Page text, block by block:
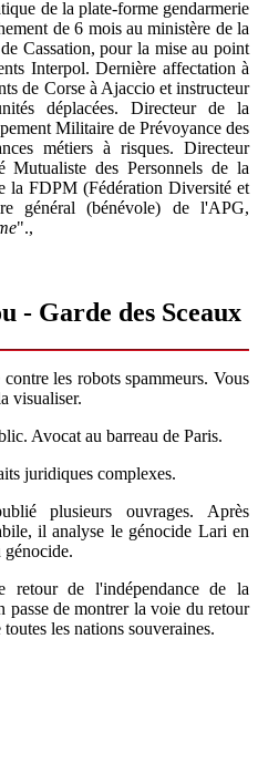
de la plate-forme gendarmerie
de 6 mois au ministère de la
Cassation, pour la mise au point
Interpol. Dernière affectation à
de Corse à Ajaccio et instructeur
déplacées. Directeur de la
Militaire de Prévoyance des
métiers à risques. Directeur
des Personnels de la
la FDPM (Fédération Diversité et
général (bénévole) de l'APG,
".,
- Garde des Sceaux
les robots spammeurs. Vous
visualiser.
Avocat au barreau de Paris.
juridiques complexes.
plusieurs ouvrages. Après
il analyse le génocide Lari en
génocide.
retour de l'indépendance de la
passe de montrer la voie du retour
les nations souveraines.